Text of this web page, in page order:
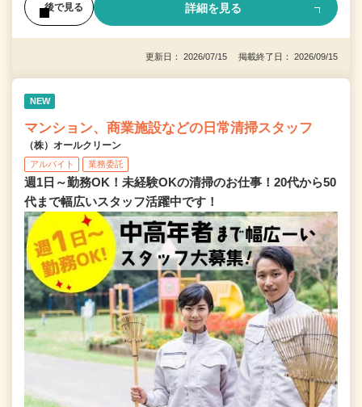
後で見る 詳細を見る
更新日： 2026/07/15 掲載終了日： 2026/09/15
NEW
マンション、商業施設などの日常清掃スタッフ
（株）オールクリーン
アルバイト 業務委託
週1日～勤務OK！未経験OKの清掃のお仕事！20代から50
代まで幅広いスタッフ活躍中です！